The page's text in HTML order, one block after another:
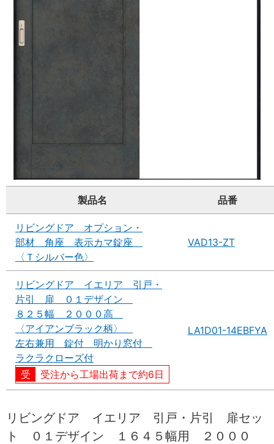
製品名 品番
リビングドア オプション・
部材 角座 表示カマ錠座
〈Ｔシルバー色〉
VAD13-ZT
リビングドア イエリア 引戸・
片引 扉 ０１デザイン
８２５幅 ２０００高
〈アイアンブラック柄〉
左右兼用 錠付 明かり窓付
ラクラクローズ付
受注から工場出荷まで約6日
LA1D01-14EBFYA
リビングドア イエリア 引戸・片引 扉セッ
ト ０１デザイン １６４５幅用 ２０００